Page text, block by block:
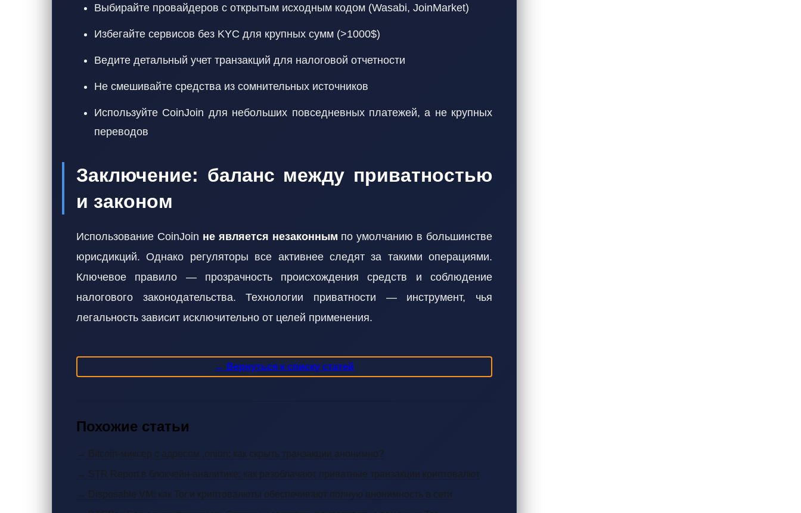
Выбирайте провайдеров с открытым исходным кодом (Wasabi, JoinMarket)
Избегайте сервисов без KYC для крупных сумм (>1000$)
Ведите детальный учет транзакций для налоговой отчетности
Не смешивайте средства из сомнительных источников
Используйте CoinJoin для небольших повседневных платежей, а не крупных
переводов
Заключение: баланс между приватностью
и законом
Использование CoinJoin не является незаконным по умолчанию в большинстве
юрисдикций. Однако регуляторы все активнее следят за такими операциями.
Ключевое правило — прозрачность происхождения средств и соблюдение
налогового законодательства. Технологии приватности — инструмент, чья
легальность зависит исключительно от целей применения.
← Вернуться к списку статей
Похожие статьи
→ Bitcoin-миксер с адресом .onion: как скрыть транзакции анонимно?
→ STR Report в блокчейн-аналитике: как разоблачают приватные транзакции криптовалют
→ Disposable VM: как Tor и криптовалюты обеспечивают полную анонимность в сети